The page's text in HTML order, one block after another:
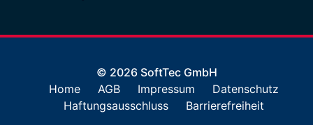
© 2026 SoftTec GmbH
Home
AGB Impressum
Datenschutz
Haftungsausschluss
Barrierefreiheit